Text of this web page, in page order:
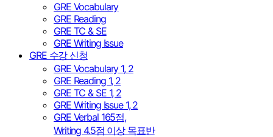
GRE Vocabulary
GRE Reading
GRE TC & SE
GRE Writing Issue
GRE 수강 신청
GRE Vocabulary 1, 2
GRE Reading 1, 2
GRE TC & SE 1, 2
GRE Writing Issue 1, 2
GRE Verbal 165점,
Writing 4.5점 이상 목표반